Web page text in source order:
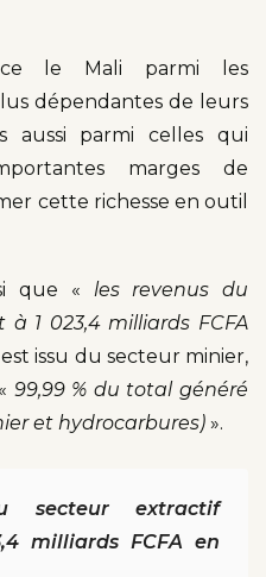
le Mali parmi les
dépendantes de leurs
aussi parmi celles qui
marges de
cette richesse en outil
que « les revenus du
à 1 023,4 milliards FCFA
issu du secteur minier,
99,99 % du total généré
et hydrocarbures) ».
secteur extractif
milliards FCFA en